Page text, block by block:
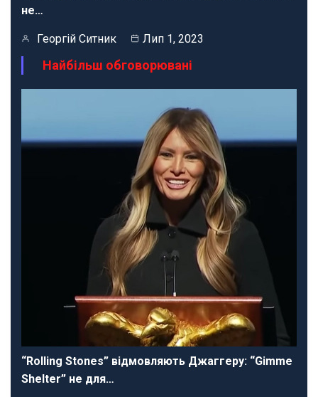
не…
Георгій Ситник Лип 1, 2023
Найбільш обговорювані
“Rolling Stones” відмовляють Джаггеру: “Gimme
Shelter” не для…